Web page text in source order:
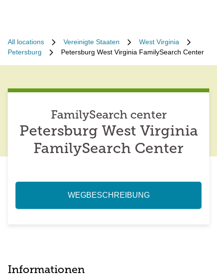
All locations Vereinigte Staaten
West Virginia
Petersburg
Petersburg West Virginia FamilySearch Center
FamilySearch center
Petersburg West Virginia
FamilySearch Center
WEGBESCHREIBUNG
Informationen